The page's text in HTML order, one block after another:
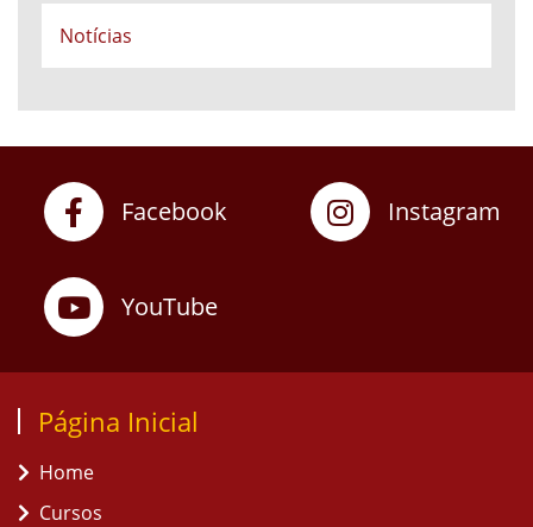
Notícias
Facebook Instagram
YouTube
Página Inicial
Home
Cursos